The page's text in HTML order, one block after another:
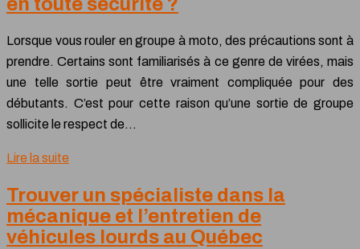
en toute sécurité ?
Lorsque vous rouler en groupe à moto, des précautions sont à
prendre. Certains sont familiarisés à ce genre de virées, mais
une telle sortie peut être vraiment compliquée pour des
débutants. C’est pour cette raison qu’une sortie de groupe
sollicite le respect de…
Lire la suite
Trouver un spécialiste dans la
mécanique et l’entretien de
véhicules lourds au Québec